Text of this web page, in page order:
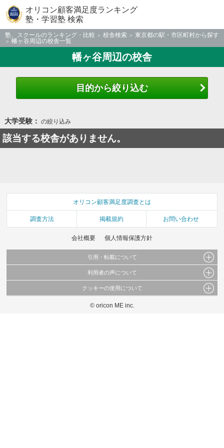
オリコン顧客満足度ランキング
塾・学習塾 検索
塾、スクールのランキング・比較 校舎検索
東京都の駅・市区町村から探す
幡ヶ谷周辺の校舎一覧
幡ヶ谷周辺の校舎
目的から絞り込む
大学受験： の絞り込み
該当する校舎がありません。
オリコン顧客満足度調査とは
調査方法 掲載規約 お問い合わせ
会社概要 個人情報保護方針
引用・転載について
当サイトで公開されている情報（文字、写真、イラスト、画像データ等）及びこれらの配
これらの情報を権利者の許可なく無断転載・複製などの二次利用を行うことは固く禁じて
利用者の声について
当サイトに掲載している内容はすべてサービスの利用者が提出された見解・感想です。
弊社の見解・ 意見ではないことをご理解いただいた上でご覧ください。
クッキーの使用について
このサイトでは Cookie を使用して、ユーザーに合わせたコンテンツや広告の表示、ソー
© oricon ME inc.